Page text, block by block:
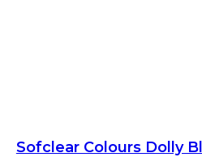
Sofclear Colours Dolly